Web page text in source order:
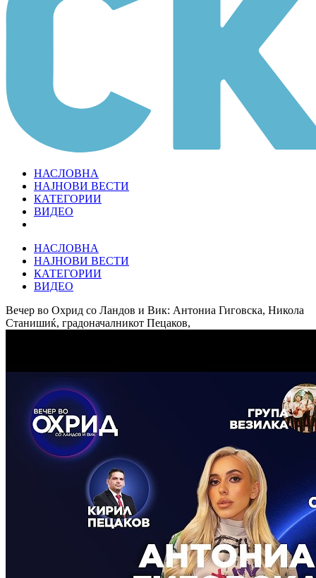
НАСЛОВНА
НАЈНОВИ ВЕСТИ
КАТЕГОРИИ
ВИДЕО
НАСЛОВНА
НАЈНОВИ ВЕСТИ
КАТЕГОРИИ
ВИДЕО
Вечер во Охрид со Ландов и Вик: Антониа Гиговска, Никола
Станишиќ, градоначалникот Пецаков,